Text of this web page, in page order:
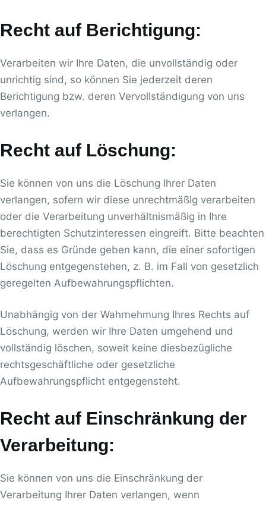
Recht auf Berichtigung:
Verarbeiten wir Ihre Daten, die unvollständig oder
unrichtig sind, so können Sie jederzeit deren
Berichtigung bzw. deren Vervollständigung von uns
verlangen.
Recht auf Löschung:
Sie können von uns die Löschung Ihrer Daten
verlangen, sofern wir diese unrechtmäßig verarbeiten
oder die Verarbeitung unverhältnismäßig in Ihre
berechtigten Schutzinteressen eingreift. Bitte beachten
Sie, dass es Gründe geben kann, die einer sofortigen
Löschung entgegenstehen, z. B. im Fall von gesetzlich
geregelten Aufbewahrungspflichten.
Unabhängig von der Wahrnehmung Ihres Rechts auf
Löschung, werden wir Ihre Daten umgehend und
vollständig löschen, soweit keine diesbezügliche
rechtsgeschäftliche oder gesetzliche
Aufbewahrungspflicht entgegensteht.
Recht auf Einschränkung der
Verarbeitung:
Sie können von uns die Einschränkung der
Verarbeitung Ihrer Daten verlangen, wenn